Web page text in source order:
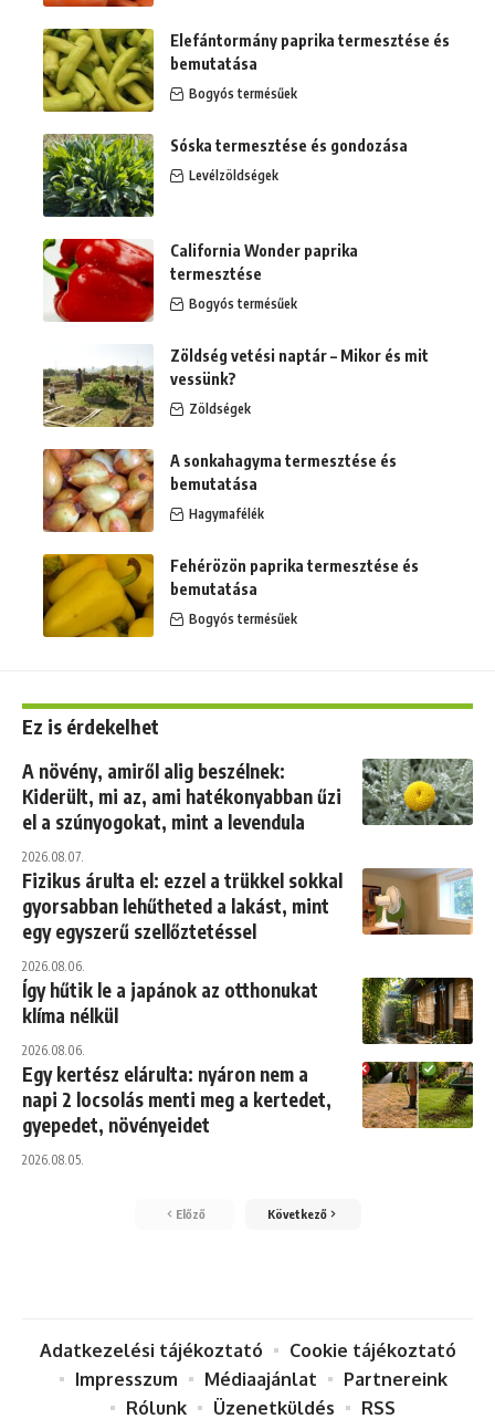
Elefántormány paprika termesztése és
bemutatása
Bogyós termésűek
Sóska termesztése és gondozása
Levélzöldségek
California Wonder paprika
termesztése
Bogyós termésűek
Zöldség vetési naptár – Mikor és mit
vessünk?
Zöldségek
A sonkahagyma termesztése és
bemutatása
Hagymafélék
Fehérözön paprika termesztése és
bemutatása
Bogyós termésűek
Ez is érdekelhet
A növény, amiről alig beszélnek:
Kiderült, mi az, ami hatékonyabban űzi
el a szúnyogokat, mint a levendula
2026.08.07.
Fizikus árulta el: ezzel a trükkel sokkal
gyorsabban lehűtheted a lakást, mint
egy egyszerű szellőztetéssel
2026.08.06.
Így hűtik le a japánok az otthonukat
klíma nélkül
2026.08.06.
Egy kertész elárulta: nyáron nem a
napi 2 locsolás menti meg a kertedet,
gyepedet, növényeidet
2026.08.05.
Előző Következő
Adatkezelési tájékoztató
Cookie tájékoztató
Impresszum
Médiaajánlat
Partnereink
Rólunk
Üzenetküldés RSS